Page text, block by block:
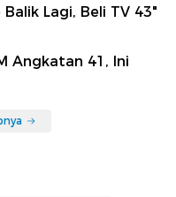
Lagi, Beli TV 43"
Angkatan 41, Ini